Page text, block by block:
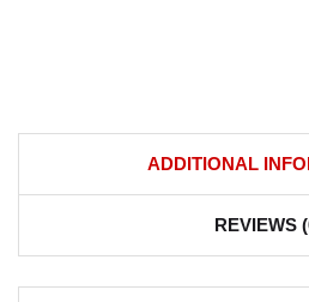
ADDITIONAL
REVIEWS